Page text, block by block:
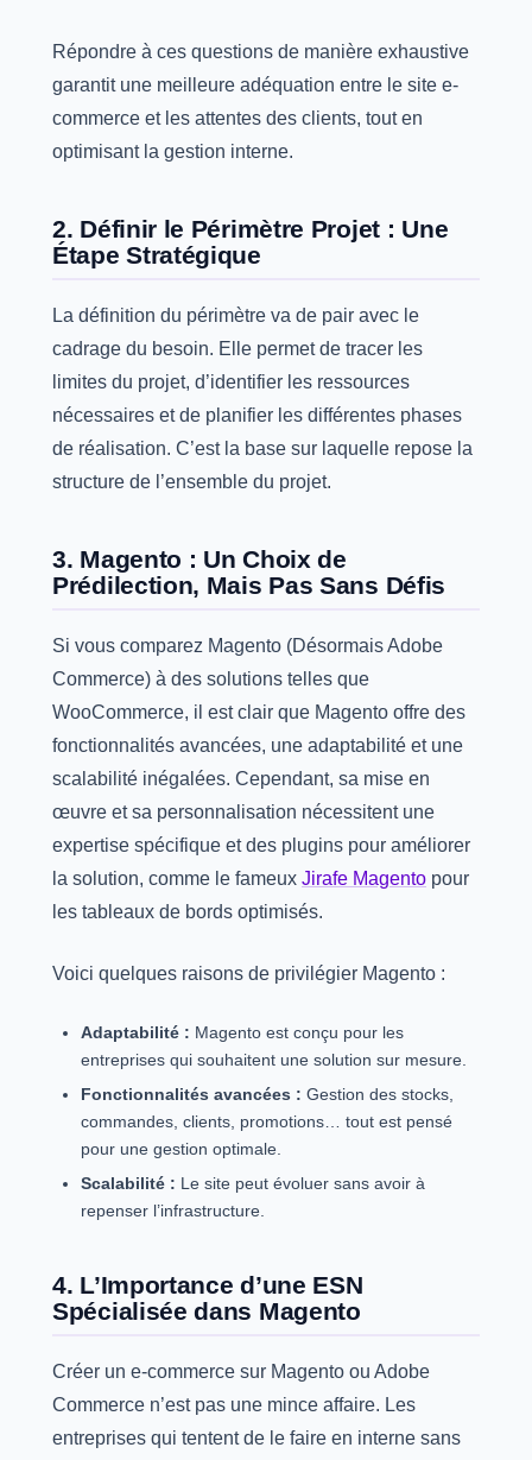
Répondre à ces questions de manière exhaustive
garantit une meilleure adéquation entre le site e-
commerce et les attentes des clients, tout en
optimisant la gestion interne.
2. Définir le Périmètre Projet : Une
Étape Stratégique
La définition du périmètre va de pair avec le
cadrage du besoin. Elle permet de tracer les
limites du projet, d’identifier les ressources
nécessaires et de planifier les différentes phases
de réalisation. C’est la base sur laquelle repose la
structure de l’ensemble du projet.
3. Magento : Un Choix de
Prédilection, Mais Pas Sans Défis
Si vous comparez Magento (Désormais Adobe
Commerce) à des solutions telles que
WooCommerce, il est clair que Magento offre des
fonctionnalités avancées, une adaptabilité et une
scalabilité inégalées. Cependant, sa mise en
œuvre et sa personnalisation nécessitent une
expertise spécifique et des plugins pour améliorer
la solution, comme le fameux Jirafe Magento pour
les tableaux de bords optimisés.
Voici quelques raisons de privilégier Magento :
Adaptabilité : Magento est conçu pour les
entreprises qui souhaitent une solution sur mesure.
Fonctionnalités avancées : Gestion des stocks,
commandes, clients, promotions… tout est pensé
pour une gestion optimale.
Scalabilité : Le site peut évoluer sans avoir à
repenser l’infrastructure.
4. L’Importance d’une ESN
Spécialisée dans Magento
Créer un e-commerce sur Magento ou Adobe
Commerce n’est pas une mince affaire. Les
entreprises qui tentent de le faire en interne sans